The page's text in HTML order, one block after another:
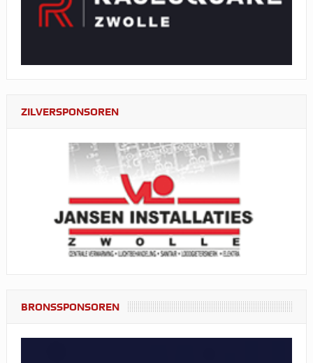
ZILVERSPONSOREN
BRONSSPONSOREN